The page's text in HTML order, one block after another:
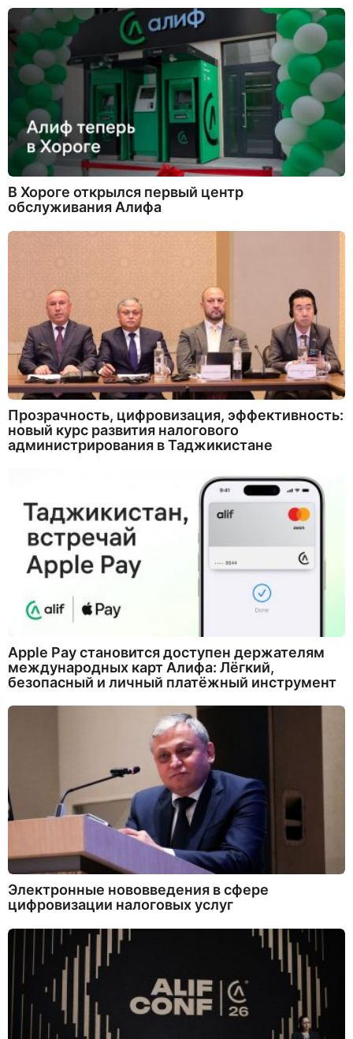
д
В Хороге открылся первый центр
обслуживания Алифа
Прозрачность, цифровизация, эффективность:
новый курс развития налогового
администрирования в Таджикистане
Apple Pay становится доступен держателям
международных карт Алифа: Лёгкий,
безопасный и личный платёжный инструмент
Электронные нововведения в сфере
цифровизации налоговых услуг